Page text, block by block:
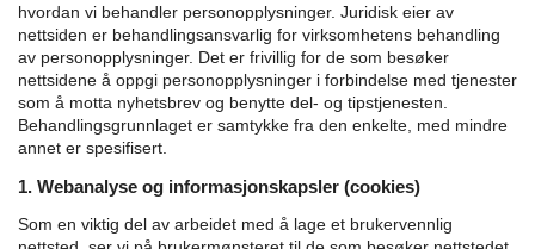
hvordan vi behandler personopplysninger. Juridisk eier av
nettsiden er behandlingsansvarlig for virksomhetens behandling
av personopplysninger. Det er frivillig for de som besøker
nettsidene å oppgi personopplysninger i forbindelse med tjenester
som å motta nyhetsbrev og benytte del- og tipstjenesten.
Behandlingsgrunnlaget er samtykke fra den enkelte, med mindre
annet er spesifisert.
1. Webanalyse og informasjonskapsler (cookies)
Som en viktig del av arbeidet med å lage et brukervennlig